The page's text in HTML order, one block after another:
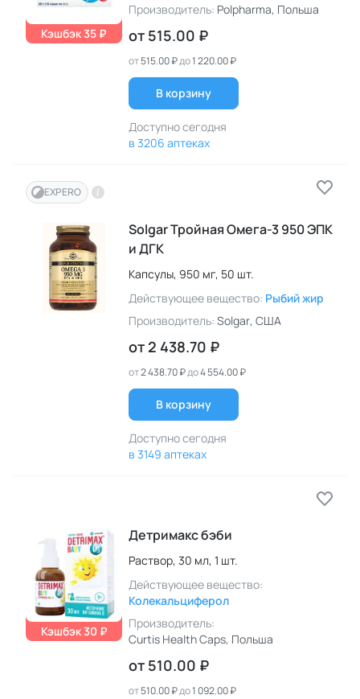
Кэшбэк 35 ₽
Производитель: Polpharma, Польша
от 515.00 ₽
от515.00 ₽до1 220.00 ₽
В корзину
Доступно сегодня
в 3206 аптеках
EXPERO
Solgar Тройная Омега-3 950 ЭПК
и ДГК
Капсулы, 950 мг, 50 шт.
Действующее вещество: Рыбий жир
Производитель: Solgar, США
от 2 438.70 ₽
от2 438.70 ₽до4 554.00 ₽
В корзину
Доступно сегодня
в 3149 аптеках
Кэшбэк 30 ₽
Детримакс бэби
Раствор, 30 мл, 1 шт.
Действующее вещество:
Колекальциферол
Производитель:
Curtis Health Caps, Польша
от 510.00 ₽
от510.00 ₽до1 092.00 ₽